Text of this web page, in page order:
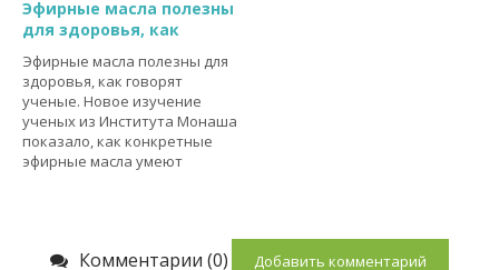
Эфирные масла полезны
для здоровья, как
Эфирные масла полезны для
здоровья, как говорят
ученые. Новое изучение
ученых из Института Монаша
показало, как конкретные
эфирные масла умеют
Комментарии (0) Добавить комментарий